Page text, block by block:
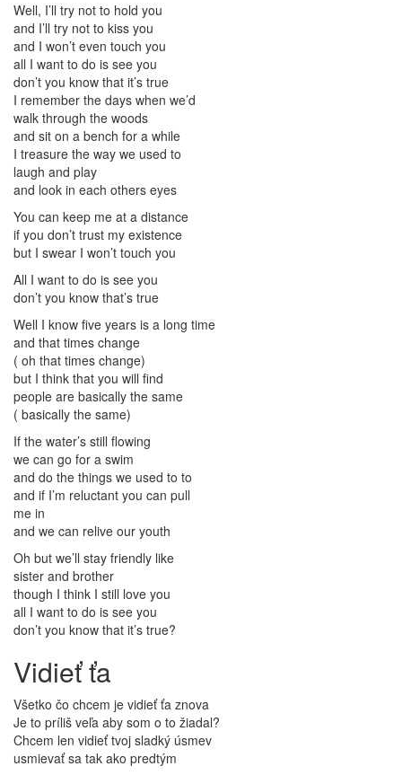
Well, I’ll try not to hold you
and I’ll try not to kiss you
and I won’t even touch you
all I want to do is see you
don’t you know that it’s true
I remember the days when we’d
walk through the woods
and sit on a bench for a while
I treasure the way we used to
laugh and play
and look in each others eyes
You can keep me at a distance
if you don’t trust my existence
but I swear I won’t touch you
All I want to do is see you
don’t you know that’s true
Well I know five years is a long time
and that times change
( oh that times change)
but I think that you will find
people are basically the same
( basically the same)
If the water’s still flowing
we can go for a swim
and do the things we used to to
and if I’m reluctant you can pull
me in
and we can relive our youth
Oh but we’ll stay friendly like
sister and brother
though I think I still love you
all I want to do is see you
don’t you know that it’s true?
Vidieť ťa
Všetko čo chcem je vidieť ťa znova
Je to príliš veľa aby som o to žiadal?
Chcem len vidieť tvoj sladký úsmev
usmievať sa tak ako predtým